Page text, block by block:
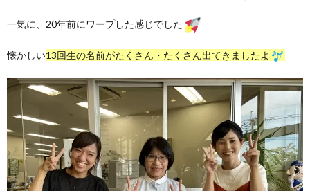
一気に、20年前にワープした感じでした
懐かしい13回生の名前がたくさん・たくさん出てきましたよ